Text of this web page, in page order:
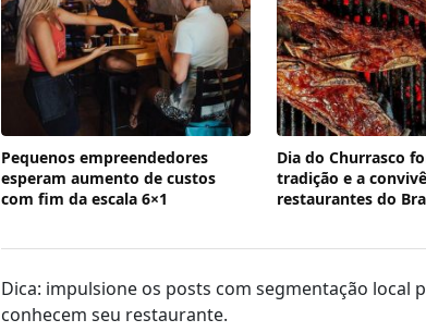
Pequenos empreendedores
esperam aumento de custos
com fim da escala 6×1
Dia do Churrasco
tradição e a
restaurantes do
Dica: impulsione os posts com segmentação local
conhecem seu restaurante.